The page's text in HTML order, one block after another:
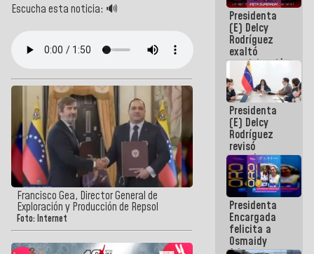
Escucha esta noticia: 🔊
Francisco Gea, Director General de
Exploración y Producción de Repsol
Foto: Internet
Presidenta
(E) Delcy
Rodríguez
exaltó
participación
de
Venezuela
en Juegos
Centroamericanos
y del Caribe
2026
Presidenta
(E) Delcy
Rodríguez
revisó
agenda
económica y
ejecución de
fondos de
emergencia
post-sismos
Presidenta
Encargada
felicita a
Osmaidy